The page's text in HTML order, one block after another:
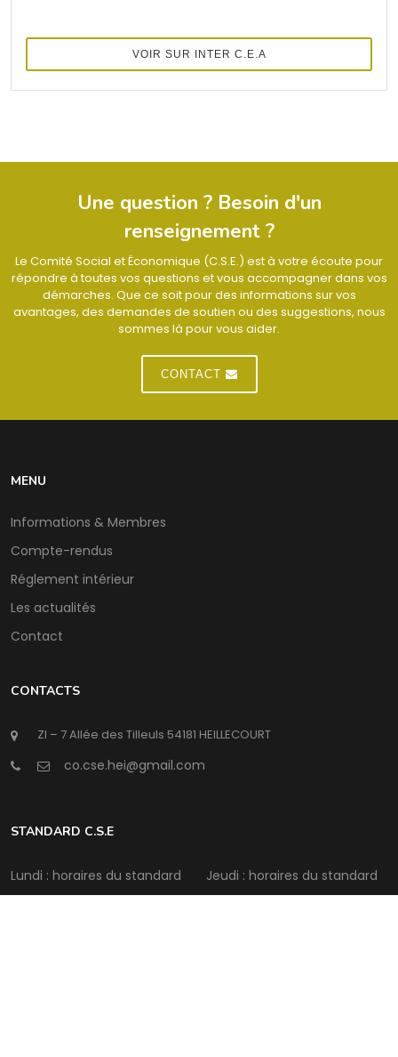
VOIR SUR INTER C.E.A
Une question ? Besoin d'un
renseignement ?
Le Comité Social et Économique (C.S.E.) est à votre écoute pour
répondre à toutes vos questions et vous accompagner dans vos
démarches. Que ce soit pour des informations sur vos
avantages, des demandes de soutien ou des suggestions, nous
sommes là pour vous aider.
CONTACT
MENU
Informations & Membres
Compte-rendus
Réglement intérieur
Les actualités
Contact
CONTACTS
ZI – 7 Allée des Tilleuls 54181 HEILLECOURT
@
STANDARD C.S.E
Lundi : horaires du standard
Jeudi : horaires du standard